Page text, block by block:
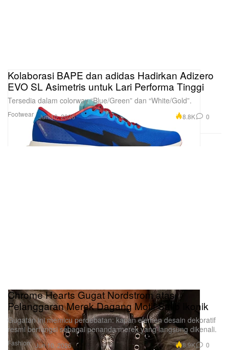
Footwear
Kolaborasi BAPE dan adidas Hadirkan Adizero
EVO SL Asimetris untuk Lari Performa Tinggi
Tersedia dalam colorway “Blue/Green” dan “White/Gold”.
Jun 10, 2026 8.8K 0
Fashion
Chrome Hearts Gugat Nordstrom atas
Pelanggaran Merek Dagang Motif Salib Ikonik
Gugatan ini memicu perdebatan: kapan elemen desain dekoratif
resmi berfungsi sebagai penanda merek yang langsung dikenali.
Jun 10, 2026 8.9K 0